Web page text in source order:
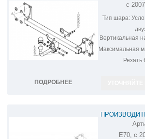
ПОДРОБНЕЕ
с
Тип шара:
Вертикальная
Максимальная
Резать
ФАРКОП
E70, с